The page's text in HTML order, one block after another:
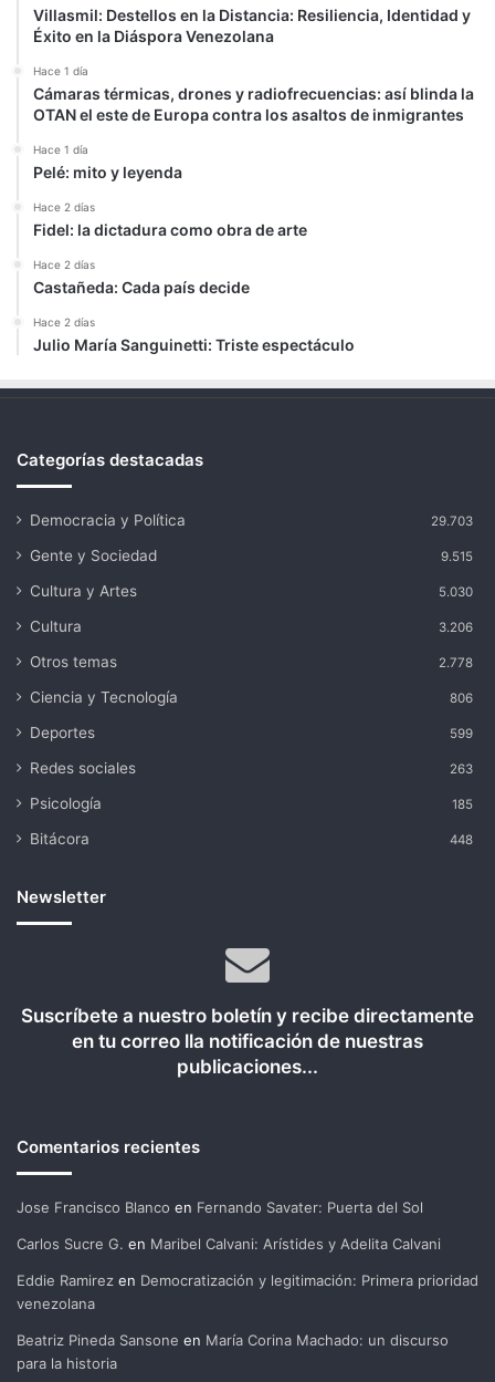
Villasmil: Destellos en la Distancia: Resiliencia, Identidad y
Éxito en la Diáspora Venezolana
Hace 1 día
Cámaras térmicas, drones y radiofrecuencias: así blinda la
OTAN el este de Europa contra los asaltos de inmigrantes
Hace 1 día
Pelé: mito y leyenda
Hace 2 días
Fidel: la dictadura como obra de arte
Hace 2 días
Castañeda: Cada país decide
Hace 2 días
Julio María Sanguinetti: Triste espectáculo
Categorías destacadas
Democracia y Política 29.703
Gente y Sociedad 9.515
Cultura y Artes 5.030
Cultura 3.206
Otros temas 2.778
Ciencia y Tecnología 806
Deportes 599
Redes sociales 263
Psicología 185
Bitácora 448
Newsletter
Suscríbete a nuestro boletín y recibe directamente
en tu correo lla notificación de nuestras
publicaciones...
Comentarios recientes
Jose Francisco Blanco en Fernando Savater: Puerta del Sol
Carlos Sucre G. en Maribel Calvani: Arístides y Adelita Calvani
Eddie Ramirez en Democratización y legitimación: Primera prioridad
venezolana
Beatriz Pineda Sansone en María Corina Machado: un discurso
para la historia